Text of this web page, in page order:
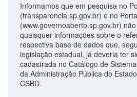
Informamos que em pesquisa no
(transparencia.sp.gov.br) e no
(www.governoaberto.sp.gov.br)
quaisquer informações sobre o
respectiva base de dados que,
legislação estadual, já deveria ter
cadastrada no Catálogo de
da Administração Pública do
CSBD.